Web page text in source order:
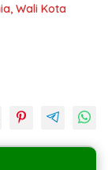
Wali Kota